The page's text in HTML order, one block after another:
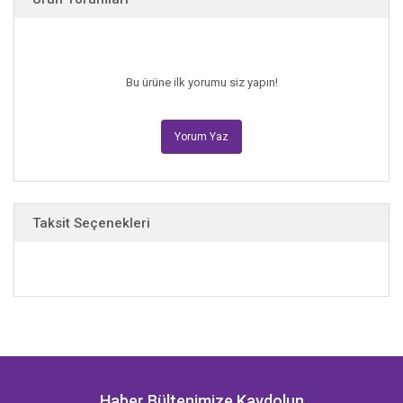
Bu ürüne ilk yorumu siz yapın!
Yorum Yaz
Taksit Seçenekleri